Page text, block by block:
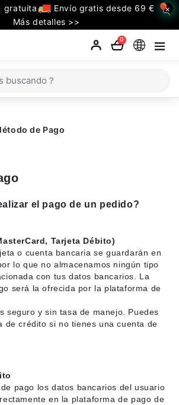
gratuita
Envío gratis desde 69 €
Más detalles >>
×
0
de Pago
el pago de un pedido?
Tarjeta Débito)
o cuenta bancaria se guardarán en
lo que no almacenamos ningún tipo
con tus datos bancarios. La
será la ofrecida por la plataforma de
seguro y sin tasa de manejo. Puedes
de crédito si no tienes una cuenta de
pago los datos bancarios del usuario
en la plataforma de pago de